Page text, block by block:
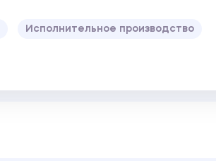
Исполнительное производство